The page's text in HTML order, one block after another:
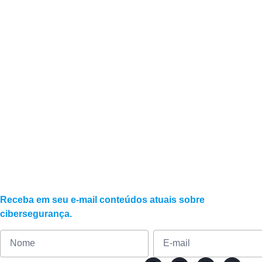
Receba em seu e-mail conteúdos atuais sobre
cibersegurança.